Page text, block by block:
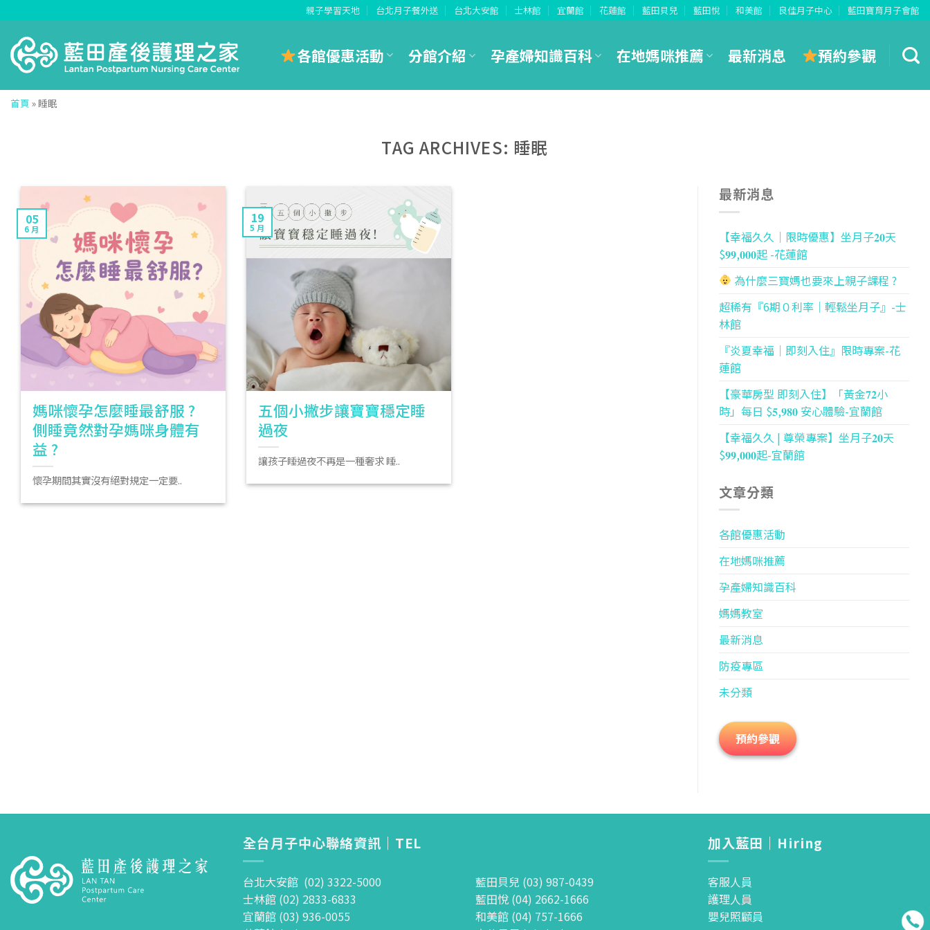
to
content
親子學習天地 台北月子餐外送 台北大安館 士林館 宜蘭館 花蓮館 藍田貝兒 藍田悅 和美館 良佳月子中心 藍田寶育月子會館
各館優惠活動 分館介紹 孕產婦知識百科 在地媽咪推薦 最新消息 預約參觀
首頁 » 睡眠
TAG ARCHIVES: 睡眠
媽咪懷孕怎麼睡最舒服 ?
側睡竟然對孕媽咪身體有
益 ?
懷孕期間其實沒有絕對規定一定要..
05
6 月
五個小撇步讓寶寶穩定睡
過夜
讓孩子睡過夜不再是一種奢求 睡..
19
5 月
最新消息
【幸福久久｜限時優惠】坐月子𝟐𝟎天
$𝟗𝟗,𝟎𝟎𝟎起 -花蓮館
為什麼三寶媽也要來上親子課程 ?
超稀有『6期０利率｜輕鬆坐月子』-士
林館
『炎夏幸福｜即刻入住』限時專案-花
蓮館
【豪華房型 即刻入住】「黃金𝟕𝟐小
時」每日 $𝟓,𝟗𝟖𝟎 安心體驗-宜蘭館
【幸福久久 | 尊榮專案】坐月子𝟐𝟎天
$𝟗𝟗,𝟎𝟎𝟎起-宜蘭館
文章分類
各館優惠活動
在地媽咪推薦
孕產婦知識百科
媽媽教室
最新消息
防疫專區
未分類
預約參觀
全台月子中心聯絡資訊｜TEL
台北大安館 (02) 3322-5000
士林館 (02) 2833-6833
宜蘭館 (03) 936-0055
藍田貝兒 (03) 987-0439
藍田悅 (04) 2662-1666
和美館 (04) 757-1666
加入藍田｜Hiring
客服人員
護理人員
嬰兒照顧員